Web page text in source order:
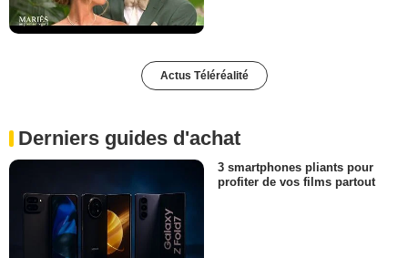
Actus Téléréalité
Derniers guides d'achat
3 smartphones pliants pour
profiter de vos films partout